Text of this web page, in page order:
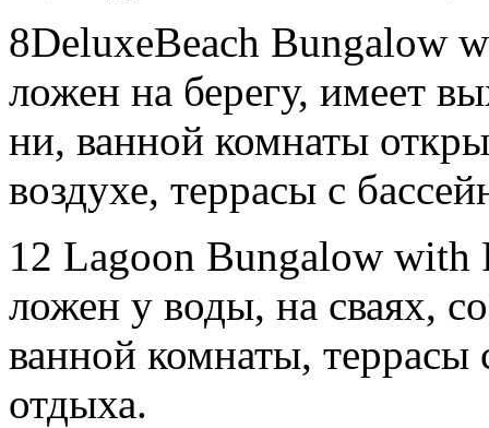
8DeluxeBeach Bungalow
ложен на бе­регу, име­ет
ни, ван­ной ком­на­ты
воз­ду­хе, тер­ра­сы с
12 Lagoon Bungalow
ложен у во­ды, на сва­ях,
ван­ной ком­на­ты, тер­ра­сы
от­ды­ха.